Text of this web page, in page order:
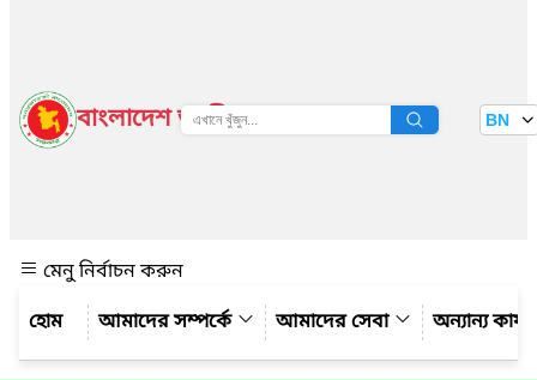
বাংলাদেশ জাতীয় তথ্য বাতায়ন BN
মেনু নির্বাচন করুন
আমাদের সম্পর্কে
আমাদের সেবা অন্যান্য